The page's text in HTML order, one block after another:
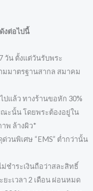
งต่อไปนี้
วัน ตั้งแต่วันรับพระ
มมาตรฐานสากล สมาคม
แล้ว ทางร้านขอหัก 30%
ะนั้น โดยพระต้องอยู่ใน
พ ล้างผิว*
วนพิเศษ “EMS” ต่ำกว่านั้น
ชำระเงินถือว่าสละสิทธิ์
ะเวลา 2 เดือน ผ่อนหมด